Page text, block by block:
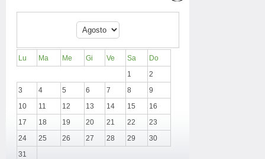
Lu Ma Me Gi Ve Sa
Do
1
2
3
4 5 6 7 8
9
10
11 12 13 14 15
16
17
18 19 20 21 22
23
24
25 26 27 28 29
30
31